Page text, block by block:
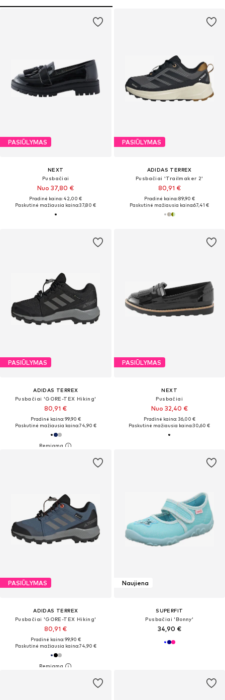
PASIŪLYMAS
NEXT
Pusbačiai
Nuo 37,80 €
Pradinė kaina: 42,00 €
Paskutinė mažiausia kaina:37,80 €
PASIŪLYMAS
ADIDAS TERREX
Pusbačiai 'Trailmaker 2'
80,91 €
Pradinė kaina: 89,90 €
Paskutinė mažiausia kaina:67,41 €
PASIŪLYMAS
ADIDAS TERREX
Pusbačiai 'GORE-TEX Hiking'
80,91 €
Pradinė kaina: 99,90 €
Paskutinė mažiausia kaina:74,90 €
PASIŪLYMAS
NEXT
Pusbačiai
Nuo 32,40 €
Pradinė kaina: 36,00 €
Paskutinė mažiausia kaina:30,60 €
PASIŪLYMAS
ADIDAS TERREX
Pusbačiai 'GORE-TEX Hiking'
80,91 €
Pradinė kaina: 99,90 €
Paskutinė mažiausia kaina:74,90 €
Naujiena
SUPERFIT
Pusbačiai 'Bonny'
34,90 €